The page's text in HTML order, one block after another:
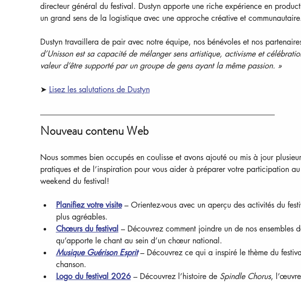
directeur général du festival. Dustyn apporte une riche expérience en
un grand sens de la logistique avec une approche créative et
Dustyn travaillera de pair avec notre équipe, nos bénévoles et nos
d’Unisson est sa capacité de mélanger sens artistique, activisme et
valeur d’être supporté par un groupe de gens ayant la même passion. »
➤ Lisez les salutations de Dustyn
Nouveau contenu Web
Nous sommes bien occupés en coulisse et avons ajouté ou mis à jour
pratiques et de l’inspiration pour vous aider à préparer votre participation
weekend du festival!
Planifiez votre visite – Orientez-vous avec un aperçu des activités du
plus agréables.
Chœurs du festival – Découvrez comment joindre un de nos ensembles
qu’apporte le chant au sein d’un chœur national.
Musique Guérison Esprit – Découvrez ce qui a inspiré le thème du
chanson.
Logo du festival 2026 – Découvrez l’histoire de Spindle Chorus,